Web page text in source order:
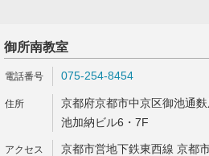
御所南教室
075-254-8454
京都府京都市中京区御池通
池加納ビル6・7F
京都市営地下鉄東西線 京都